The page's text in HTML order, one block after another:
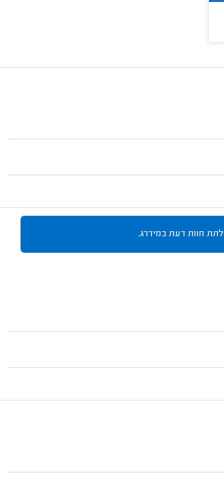
חוות דעת במידרג.